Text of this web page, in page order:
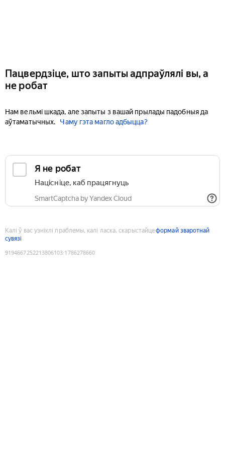
Пацвердзіце, што запыты адпраўлялі вы, а
не робат
Нам вельмі шкада, але запыты з вашай прылады падобныя да
аўтаматычных.
Чаму гэта магло адбыцца?
Я не робат
Націсніце, каб працягнуць
SmartCaptcha by Yandex Cloud
Калі ў вас узніклі праблемы, калі ласка, скарыстайцеформай зваротнай
сувязі
9194667252213806103:1786278660